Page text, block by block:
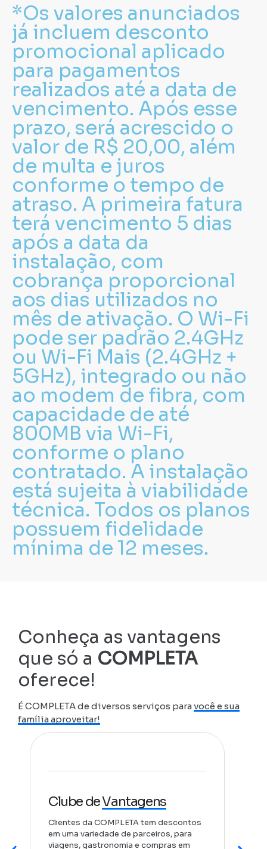
*Os valores anunciados
já incluem desconto
promocional aplicado
para pagamentos
realizados até a data de
vencimento. Após esse
prazo, será acrescido o
valor de R$ 20,00, além
de multa e juros
conforme o tempo de
atraso. A primeira fatura
terá vencimento 5 dias
após a data da
instalação, com
cobrança proporcional
aos dias utilizados no
mês de ativação. O Wi-Fi
pode ser padrão 2.4GHz
ou Wi-Fi Mais (2.4GHz +
5GHz), integrado ou não
ao modem de fibra, com
capacidade de até
800MB via Wi-Fi,
conforme o plano
contratado. A instalação
está sujeita à viabilidade
técnica. Todos os planos
possuem fidelidade
mínima de 12 meses.
Conheça as vantagens
que só a COMPLETA
oferece!
É COMPLETA de diversos serviços paravocê e sua
família aproveitar!
Clube deVantagens
Clientes da COMPLETA tem descontos
em uma variedade de parceiros, para
viagens, gastronomia e compras em